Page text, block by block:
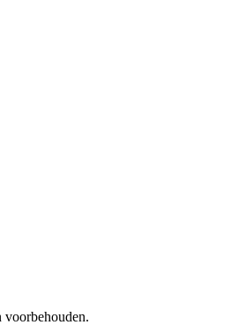
voorbehouden.